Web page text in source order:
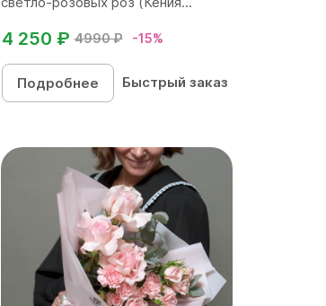
4990 ₽ -15%
4 250 ₽
Подробнее Быстрый заказ